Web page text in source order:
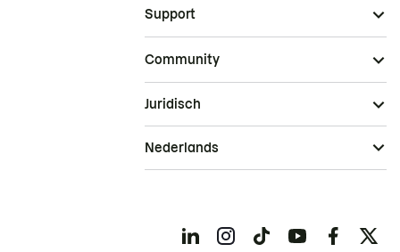
Support
Community
Juridisch
Nederlands